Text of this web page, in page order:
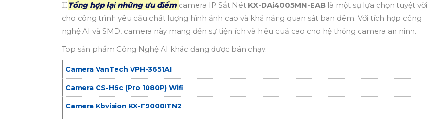
♊Tổng hợp lại những ưu điểm camera IP Sắt Nét KX-DAi4005MN-EAB là một sự lựa chọn tuyệt vời
cho công trình yêu cầu chất lượng hình ảnh cao và khả năng quan sát ban đêm. Với tích hợp công
nghệ AI và SMD, camera này mang đến sự tiện ích và hiệu quả cao cho hệ thống camera an ninh.
Top sản phẩm Công Nghệ AI khác đang được bán chạy:
Camera VanTech VPH-3651AI
Camera CS-H6c (Pro 1080P) Wifi
Camera Kbvision KX-F9008ITN2